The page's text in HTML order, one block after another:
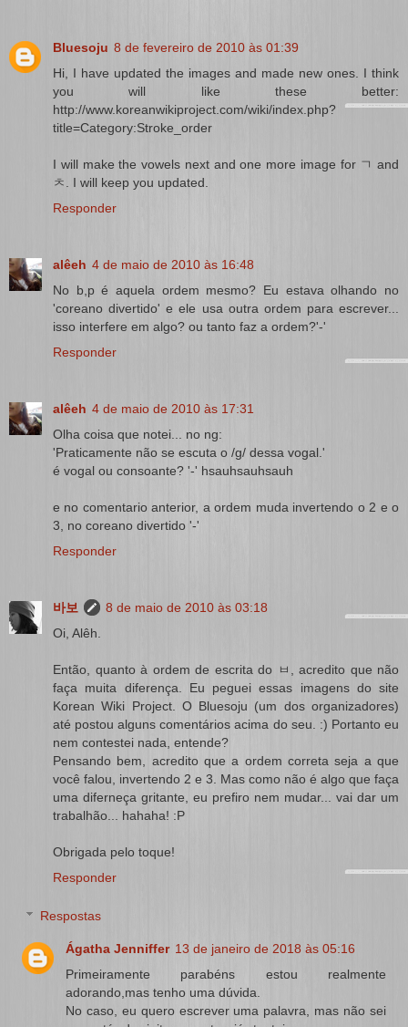
Bluesoju 8 de fevereiro de 2010 às 01:39
Hi, I have updated the images and made new ones. I think
you will like these better:
http://www.koreanwikiproject.com/wiki/index.php?
title=Category:Stroke_order
I will make the vowels next and one more image for ㄱ and
ㅊ. I will keep you updated.
Responder
alêeh 4 de maio de 2010 às 16:48
No b,p é aquela ordem mesmo? Eu estava olhando no
'coreano divertido' e ele usa outra ordem para escrever...
isso interfere em algo? ou tanto faz a ordem?'-'
Responder
alêeh 4 de maio de 2010 às 17:31
Olha coisa que notei... no ng:
'Praticamente não se escuta o /g/ dessa vogal.'
é vogal ou consoante? '-' hsauhsauhsauh
e no comentario anterior, a ordem muda invertendo o 2 e o
3, no coreano divertido '-'
Responder
바보
8 de maio de 2010 às 03:18
Oi, Alêh.
Então, quanto à ordem de escrita do ㅂ, acredito que não
faça muita diferença. Eu peguei essas imagens do site
Korean Wiki Project. O Bluesoju (um dos organizadores)
até postou alguns comentários acima do seu. :) Portanto eu
nem contestei nada, entende?
Pensando bem, acredito que a ordem correta seja a que
você falou, invertendo 2 e 3. Mas como não é algo que faça
uma diferneça gritante, eu prefiro nem mudar... vai dar um
trabalhão... hahaha! :P
Obrigada pelo toque!
Responder
Respostas
Ágatha Jenniffer 13 de janeiro de 2018 às 05:16
Primeiramente parabéns estou realmente
adorando,mas tenho uma dúvida.
No caso, eu quero escrever uma palavra, mas não sei